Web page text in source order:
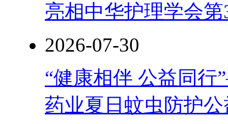
亮相中华护理学会
2026-07-30
“健康相伴 公益同
药业夏日蚊虫防护